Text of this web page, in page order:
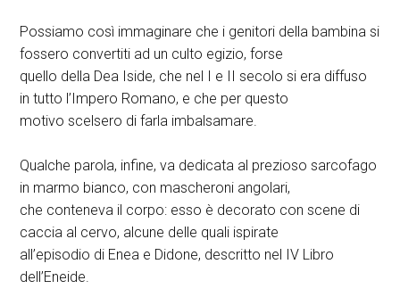
Possiamo così immaginare che i genitori della bambina si
fossero convertiti ad un culto egizio, forse
quello della Dea Iside, che nel I e II secolo si era diffuso
in tutto l’Impero Romano, e che per questo
motivo scelsero di farla imbalsamare.
Qualche parola, infine, va dedicata al prezioso sarcofago
in marmo bianco, con mascheroni angolari,
che conteneva il corpo: esso è decorato con scene di
caccia al cervo, alcune delle quali ispirate
all’episodio di Enea e Didone, descritto nel IV Libro
dell’Eneide.